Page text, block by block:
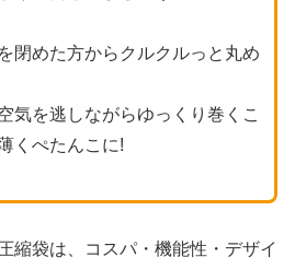
閉めた方からクルクルっと丸め
気を逃しながらゆっくり巻くこ
くぺたんこに!
縮袋は、コスパ・機能性・デザイ